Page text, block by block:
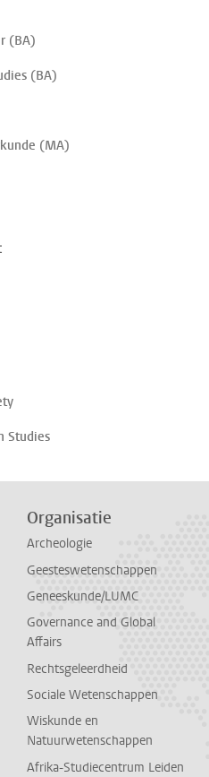
(BA)
(BA)
(MA)
Studies
Organisatie
Archeologie
Geesteswetenschappen
Geneeskunde/LUMC
Governance and Global
Affairs
Rechtsgeleerdheid
Sociale Wetenschappen
Wiskunde en
Natuurwetenschappen
Afrika-Studiecentrum Leiden